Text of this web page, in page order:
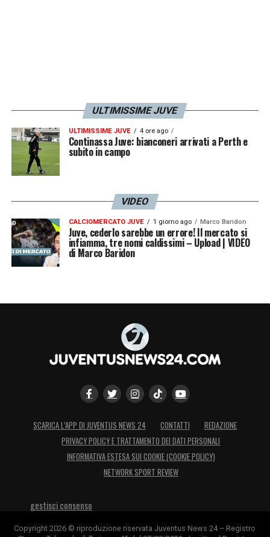
ULTIMISSIME JUVE
ULTIMISSIME JUVE 4 ore ago
Continassa Juve: bianconeri arrivati a Perth e
subito in campo
VIDEO
CALCIOMERCATO JUVE 1 giorno ago Marco Baridon
Juve, cederlo sarebbe un errore! Il mercato si
infiamma, tre nomi caldissimi – Upload | VIDEO
di Marco Baridon
SCARICA L’APP DI JUVENTUS NEWS 24 CONTATTI
REDAZIONE
PRIVACY POLICY E TRATTAMENTO DEI DATI PERSONALI
INFORMATIVA ESTESA SUI COOKIE (COOKIE POLICY)
NETWORK SPORT REVIEW
gestisci consenso
Copyright 2026 © riproduzione riservata Juventus News 24 – Registro